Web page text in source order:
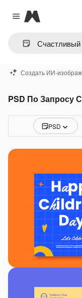
Close menu
Magnific
Создать ИИ-
PSD По Запросу
PSD